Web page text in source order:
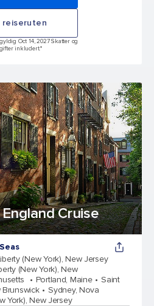
reiseruten
Oct 14, 2027 Skatter og
inkludert.*
Cruise
(New York), New Jersey
(New York), New
Portland, Maine
Saint
Sydney, Nova
York), New Jersey